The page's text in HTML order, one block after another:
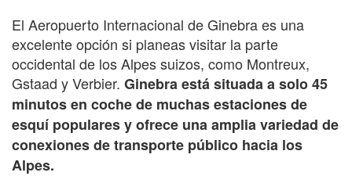
El Aeropuerto Internacional de Ginebra es una
excelente opción si planeas visitar la parte
occidental de los Alpes suizos, como Montreux,
Gstaad y Verbier. Ginebra está situada a solo 45
minutos en coche de muchas estaciones de
esquí populares y ofrece una amplia variedad de
conexiones de transporte público hacia los
Alpes.